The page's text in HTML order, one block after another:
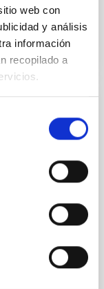
web con
y análisis
información
recopilado a
on
hole
galactic nuclei
(UFOs),
mass